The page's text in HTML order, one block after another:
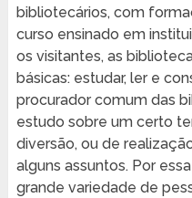
bibliotecários, com
curso ensinado em
os visitantes, as
básicas: estudar, ler e
procurador comum das
estudo sobre um certo
diversão, ou de
alguns assuntos. Por
grande variedade de